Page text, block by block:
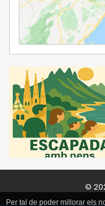
©
Per tal de poder millorar els